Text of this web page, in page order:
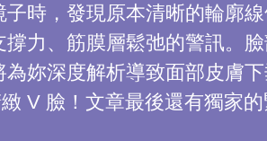
時，發現原本清晰的輪廓
力、筋膜層鬆弛的警訊。
妳深度解析導致面部皮膚
V 臉！文章最後還有獨家的